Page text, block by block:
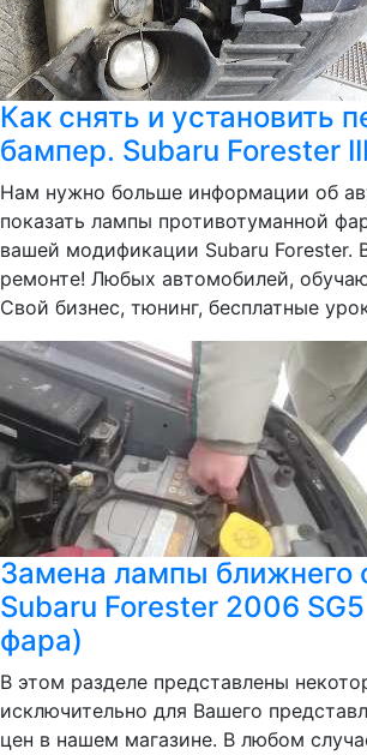
Как снять и установить
бампер. Subaru Forester
Нам нужно больше информации об
показать лампы противотуманной
вашей модификации Subaru Forester.
ремонте! Любых автомобилей,
Свой бизнес, тюнинг, бесплатные
Замена лампы ближнего
Subaru Forester 2006
фара)
В этом разделе представлены
исключительно для Вашего
цен в нашем магазине. В любом